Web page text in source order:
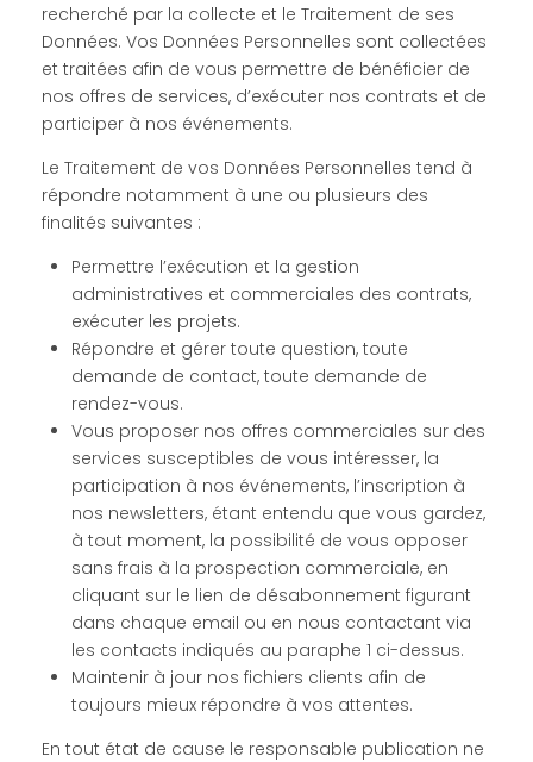
recherché par la collecte et le Traitement de ses
Données. Vos Données Personnelles sont collectées
et traitées afin de vous permettre de bénéficier de
nos offres de services, d’exécuter nos contrats et de
participer à nos événements.
Le Traitement de vos Données Personnelles tend à
répondre notamment à une ou plusieurs des
finalités suivantes :
Permettre l’exécution et la gestion
administratives et commerciales des contrats,
exécuter les projets.
Répondre et gérer toute question, toute
demande de contact, toute demande de
rendez-vous.
Vous proposer nos offres commerciales sur des
services susceptibles de vous intéresser, la
participation à nos événements, l’inscription à
nos newsletters, étant entendu que vous gardez,
à tout moment, la possibilité de vous opposer
sans frais à la prospection commerciale, en
cliquant sur le lien de désabonnement figurant
dans chaque email ou en nous contactant via
les contacts indiqués au paraphe 1 ci-dessus.
Maintenir à jour nos fichiers clients afin de
toujours mieux répondre à vos attentes.
En tout état de cause le responsable publication ne